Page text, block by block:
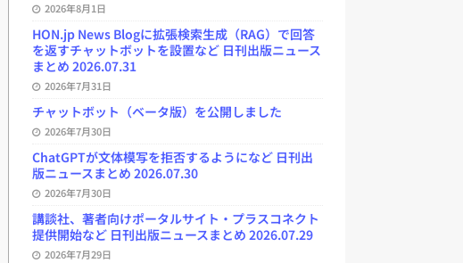
2026年8月1日
HON.jp News Blogに拡張検索生成（RAG）で回答
を返すチャットボットを設置など 日刊出版ニュース
まとめ 2026.07.31
2026年7月31日
チャットボット（ベータ版）を公開しました
2026年7月30日
ChatGPTが文体模写を拒否するようになど 日刊出
版ニュースまとめ 2026.07.30
2026年7月30日
講談社、著者向けポータルサイト・プラスコネクト
提供開始など 日刊出版ニュースまとめ 2026.07.29
2026年7月29日